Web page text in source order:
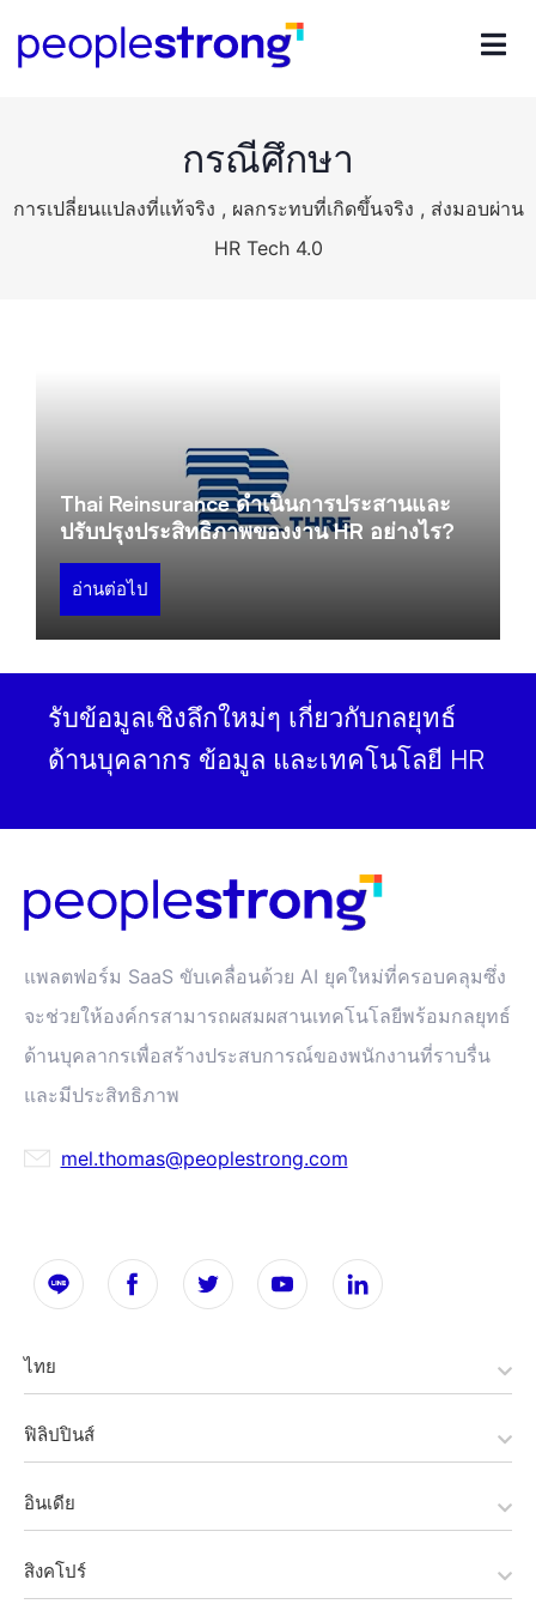
กรณีศึกษา
การเปลี่ยนแปลงที่แท้จริง , ผลกระทบที่เกิดขึ้นจริง , ส่งมอบผ่าน
HR Tech 4.0
Thai Reinsurance ดำเนินการประสานและ
ปรับปรุงประสิทธิภาพของงาน HR อย่างไร?
อ่านต่อไป
รับข้อมูลเชิงลึกใหม่ๆ เกี่ยวกับกลยุทธ์
ด้านบุคลากร ข้อมูล และเทคโนโลยี HR
แพลตฟอร์ม SaaS ขับเคลื่อนด้วย AI ยุคใหม่ที่ครอบคลุมซึ่ง
จะช่วยให้องค์กรสามารถผสมผสานเทคโนโลยีพร้อมกลยุทธ์
ด้านบุคลากรเพื่อสร้างประสบการณ์ของพนักงานที่ราบรื่น
และมีประสิทธิภาพ
mel.thomas@peoplestrong.com
ไทย
ฟิลิปปินส์
อินเดีย
สิงคโปร์